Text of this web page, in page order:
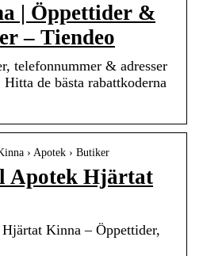
| Öppettider &
– Tiendeo
telefonnummer & adresser
de bästa rabattkoderna
› Apotek › Butiker
Apotek Hjärtat
Kinna – Öppettider,